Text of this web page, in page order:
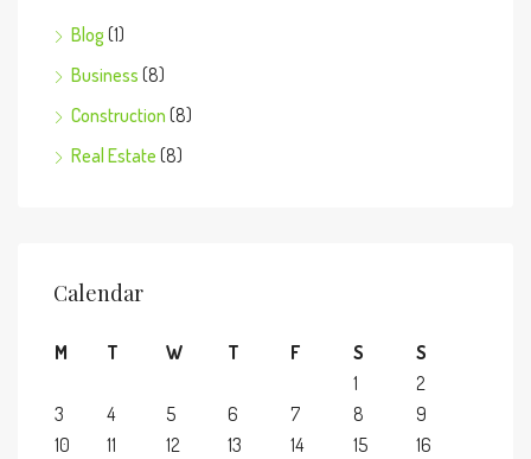
Blog (1)
Business (8)
Construction (8)
Real Estate (8)
Calendar
M T W T F S
S
1
2
3
4 5 6 7 8
9
10
11 12 13 14 15
16